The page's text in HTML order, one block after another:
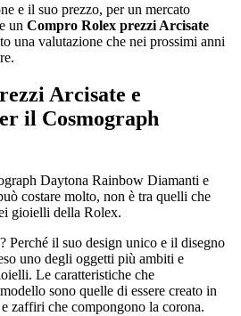
e il suo prezzo, per un mercato
un Compro Rolex prezzi Arcisate
una valutazione che nei prossimi anni
Arcisate e
il Cosmograph
Daytona Rainbow Diamanti e
costare molto, non è tra quelli che
gioielli della Rolex.
Perché il suo design unico e il disegno
uno degli oggetti più ambiti e
Le caratteristiche che
sono quelle di essere creato in
zaffiri che compongono la corona.